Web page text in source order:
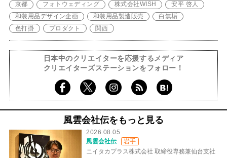
京都 フォトウェディング 株式会社WISH
安平 啓人
和装用品デザイン企画
和装用品製造販売
白無垢
色打掛
プロダクト 関西
日本中のクリエイターを応援するメディア
クリエイターズステーションをフォロー！
風雲会社伝をもっと見る
2026.08.05
風雲会社伝
岩手
ニイタカプラス株式会社 取締役専務兼仙台支社